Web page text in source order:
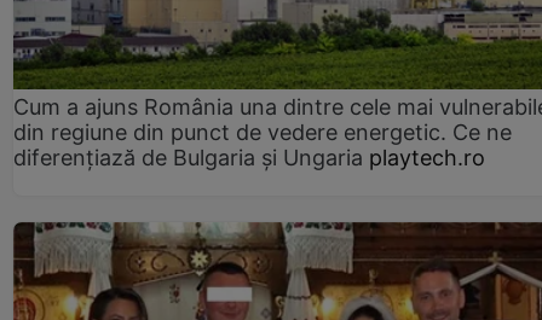
Cum a ajuns România una dintre cele mai
din regiune din punct de vedere energetic. Ce ne
diferențiază de Bulgaria și Ungaria playtech.ro